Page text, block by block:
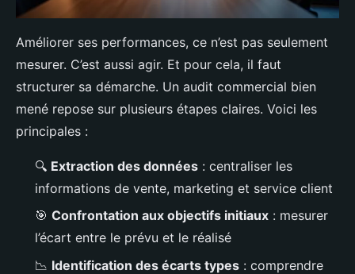
Améliorer ses performances, ce n’est pas seulement
mesurer. C’est aussi agir. Et pour cela, il faut
structurer sa démarche. Un audit commercial bien
mené repose sur plusieurs étapes claires. Voici les
principales :
🔍 Extraction des données : centraliser les
informations de vente, marketing et service client
🎯 Confrontation aux objectifs initiaux : mesurer
l’écart entre le prévu et le réalisé
📉 Identification des écarts types : comprendre